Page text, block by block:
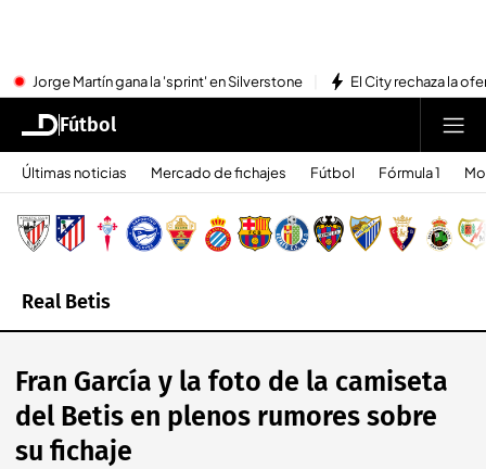
Jorge Martín gana la 'sprint' en Silverstone El City rechaza la
Fútbol
Últimas noticias Mercado de fichajes Fútbol Fórmula 1
Real Betis
Fran García y la foto de la camiseta
del Betis en plenos rumores sobre
su fichaje